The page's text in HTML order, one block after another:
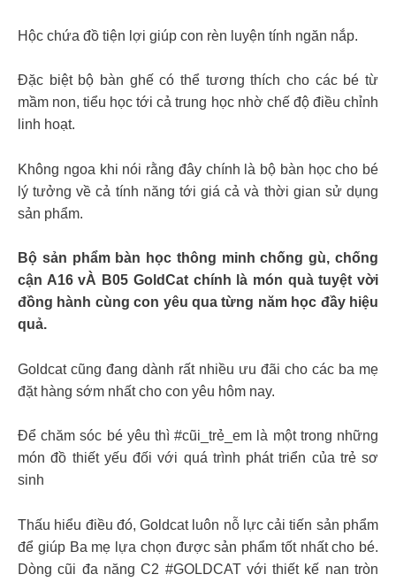
Hộc chứa đồ tiện lợi giúp con rèn luyện tính ngăn nắp.
Đặc biệt bộ bàn ghế có thể tương thích cho các bé từ
mầm non, tiểu học tới cả trung học nhờ chế độ điều chỉnh
linh hoạt.
Không ngoa khi nói rằng đây chính là bộ bàn học cho bé
lý tưởng về cả tính năng tới giá cả và thời gian sử dụng
sản phẩm.
Bộ sản phẩm bàn học thông minh chống gù, chống
cận A16 vÀ B05 GoldCat chính là món quà tuyệt vời
đồng hành cùng con yêu qua từng năm học đầy hiệu
quả.
Goldcat cũng đang dành rất nhiều ưu đãi cho các ba mẹ
đặt hàng sớm nhất cho con yêu hôm nay.
Để chăm sóc bé yêu thì #cũi_trẻ_em là một trong những
món đồ thiết yếu đối với quá trình phát triển của trẻ sơ
sinh
Thấu hiểu điều đó, Goldcat luôn nỗ lực cải tiến sản phẩm
để giúp Ba mẹ lựa chọn được sản phẩm tốt nhất cho bé.
Dòng cũi đa năng C2 #GOLDCAT với thiết kế nan tròn